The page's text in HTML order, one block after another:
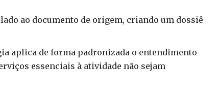
ao documento de origem, criando um dossiê
aplica de forma padronizada o entendimento
essenciais à atividade não sejam